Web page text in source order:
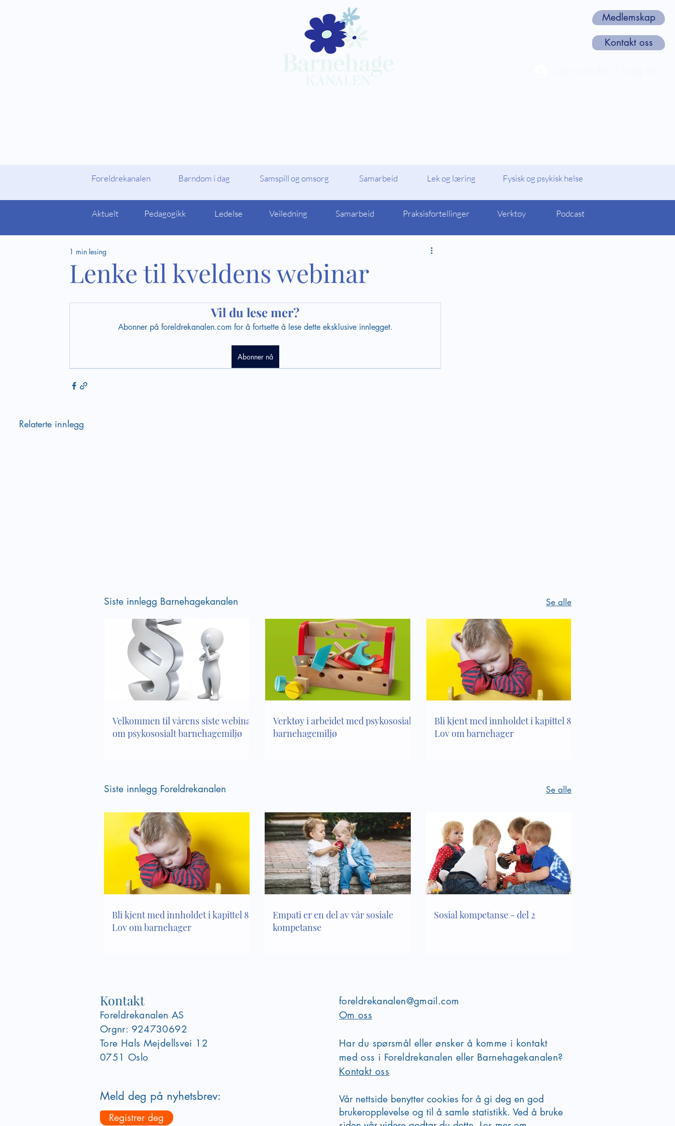
Kontakt oss
Medlemskap
Foreldrekanalen Barndom i dag Samspill og omsorg Samarbeid Lek og læring Fysisk og psykisk helse
Aktuelt Pedagogikk Ledelse Veiledning Samarbeid Praksisfortellinger Verktøy Podcast
Lenke til kveldens webinar
1 min lesing
Vil du lese mer?
Abonner på foreldrekanalen.com for å fortsette å lese dette eksklusive innlegget.
Abonner nå
Relaterte innlegg
Velkommen til vårens siste
Verktøy i arbeidet med
psykososialt barnehagemiljø
Bli kjent med innholdet i
kapittel 8 i Lov om
barnehager
Siste innlegg Barnehagekanalen Se alle
Velkommen til vårens siste webinar
om psykososialt barnehagemiljø
Verktøy i arbeidet med psykososialt
barnehagemiljø
Bli kjent med innholdet i kapittel 8 i
Lov om barnehager
Siste innlegg Foreldrekanalen Se alle
Bli kjent med innholdet i kapittel 8 i
Lov om barnehager
Empati er en del av vår sosiale
kompetanse
Sosial kompetanse - del 2
Kontakt
Foreldrekanalen AS
Orgnr: 924730692
Tore Hals Mejdellsvei 12
0751 Oslo
Meld deg på nyhetsbrev:
Registrer deg
foreldrekanalen@gmail.com
Om oss
Har du spørsmål eller ønsker å komme i kontakt
med oss i Foreldrekanalen eller Barnehagekanalen?
Kontakt oss
Vår nettside benytter cookies for å gi deg en god
brukeropplevelse og til å samle statistikk. Ved å bruke